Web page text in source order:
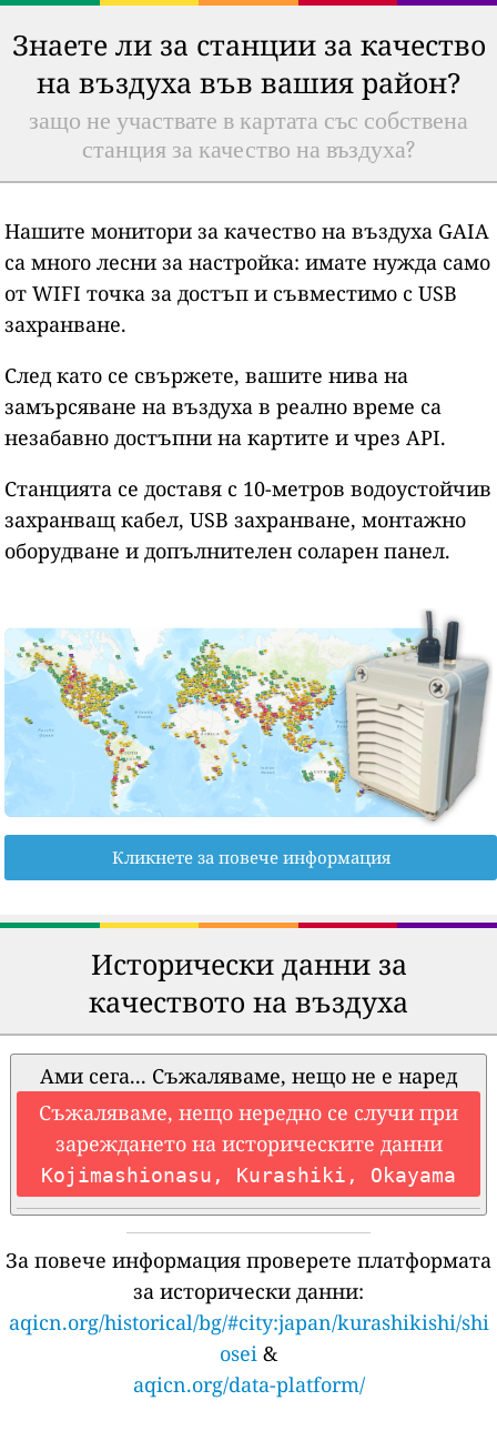
Знаете ли за станции за качество
на въздуха във вашия район?
защо не участвате в картата със собствена
станция за качество на въздуха?
Нашите монитори за качество на въздуха GAIA
са много лесни за настройка: имате нужда само
от WIFI точка за достъп и съвместимо с USB
захранване.
След като се свържете, вашите нива на
замърсяване на въздуха в реално време са
незабавно достъпни на картите и чрез API.
Станцията се доставя с 10-метров водоустойчив
захранващ кабел, USB захранване, монтажно
оборудване и допълнителен соларен панел.
Кликнете за повече информация
Исторически данни за
качеството на въздуха
Ами сега... Съжаляваме, нещо не е наред
Съжаляваме, нещо нередно се случи при
зареждането на историческите данни
Kojimashionasu, Kurashiki, Okayama
За повече информация проверете платформата
за исторически данни:
aqicn.org/historical/bg/#city:japan/kurashikishi/shi
osei &
aqicn.org/data-platform/